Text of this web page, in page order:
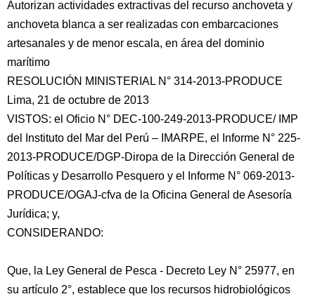
Autorizan actividades extractivas del recurso anchoveta y
anchoveta blanca a ser realizadas con embarcaciones
artesanales y de menor escala, en área del dominio
marítimo
RESOLUCIÓN MINISTERIAL N° 314-2013-PRODUCE
Lima, 21 de octubre de 2013
VISTOS: el Oficio N° DEC-100-249-2013-PRODUCE/ IMP
del Instituto del Mar del Perú – IMARPE, el Informe N° 225-
2013-PRODUCE/DGP-Diropa de la Dirección General de
Políticas y Desarrollo Pesquero y el Informe N° 069-2013-
PRODUCE/OGAJ-cfva de la Oficina General de Asesoría
Jurídica; y,
CONSIDERANDO:
Que, la Ley General de Pesca - Decreto Ley N° 25977, en
su artículo 2°, establece que los recursos hidrobiológicos